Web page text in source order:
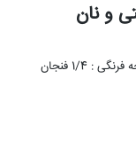
و نان
مواد لازم: تخم مرغ : 2 عدد پیاز : 1/4 فنجان گوجه فرنگی : 1/4 فنجان